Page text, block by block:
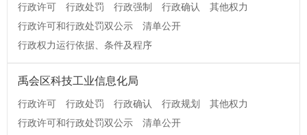
行政许可 行政处罚 行政强制 行政确认
其他权力
行政许可和行政处罚双公示
清单公开
行政权力运行依据、条件及程序
禹会区科技工业信息化局
行政许可 行政处罚 行政确认 行政规划
其他权力
行政许可和行政处罚双公示
清单公开